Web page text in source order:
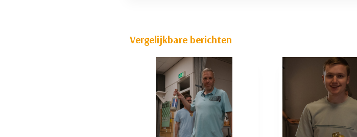
Vergelijkbare berichten